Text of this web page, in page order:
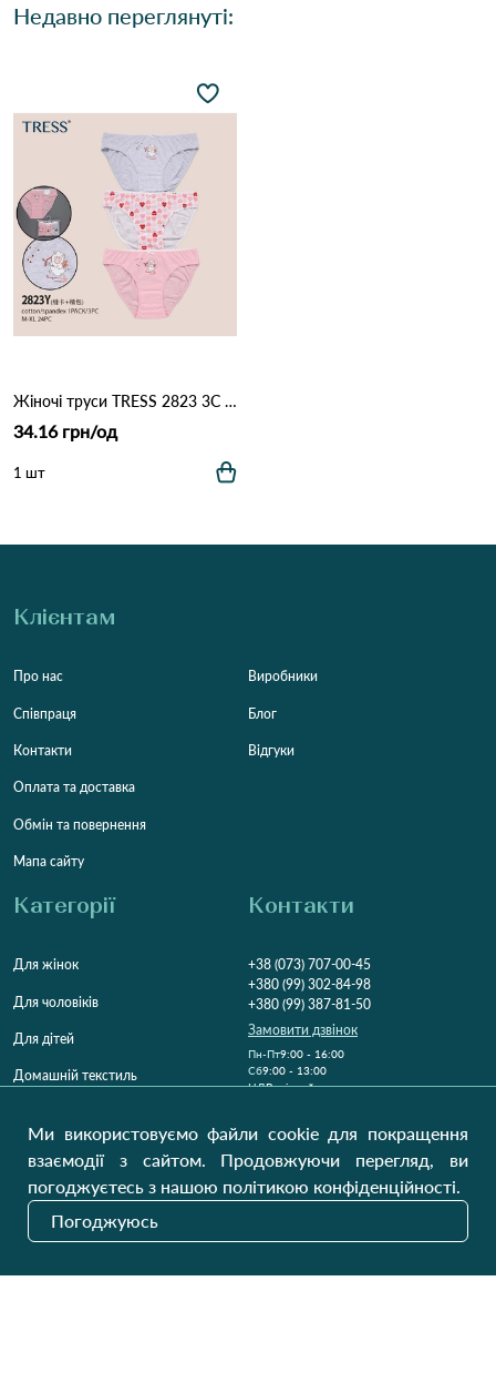
Недавно переглянуті:
Жіночі труси TRESS 2823 3C Різні кольори
34.16 грн/од
1 шт
Клієнтам
Про нас
Співпраця
Контакти
Оплата та доставка
Обмін та повернення
Мапа сайту
Виробники
Блог
Відгуки
Категорії
Для жінок
Для чоловіків
Для дітей
Домашній текстиль
Контакти
+38 (073) 707-00-45
+380 (99) 302-84-98
+380 (99) 387-81-50
Замовити дзвінок
Пн-Пт9:00 - 16:00
Cб9:00 - 13:00
НДВихідний
Україна, Луцьк, 43000
Наші оновлення
Надіслати
Ми використовуємо файли cookie для покращення
взаємодії з сайтом. Продовжуючи перегляд, ви
погоджуєтесь з нашою політикою конфіденційності.
Погоджуюсь